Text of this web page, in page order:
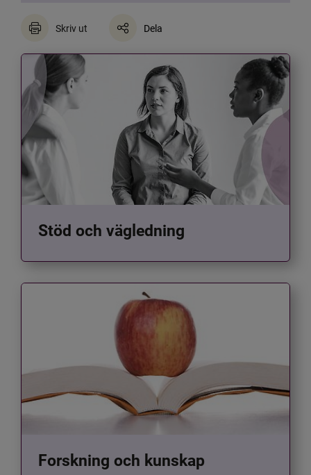
Skriv ut Dela
Stöd och vägledning
Forskning och kunskap